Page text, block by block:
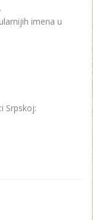
imena u
Srpskoj: